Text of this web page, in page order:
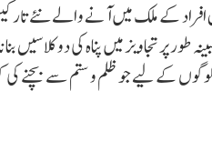
اتحاد نے تقریباً 18 ملین افراد کے ملک میں
پر تجاویز میں پناہ کی دو کلاسیں
کے لیے جو ظلم و ستم سے بچنے